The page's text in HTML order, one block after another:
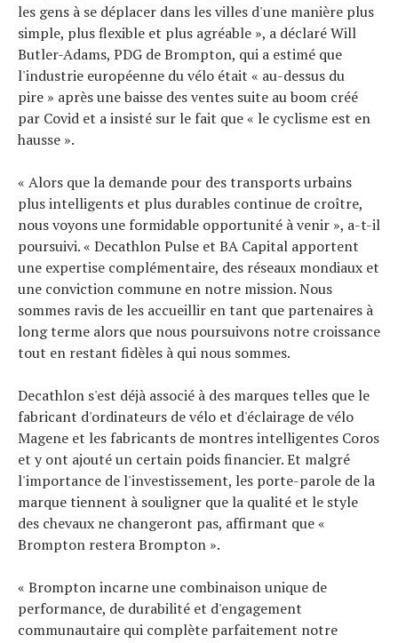
les gens à se déplacer dans les villes d'une manière plus
simple, plus flexible et plus agréable », a déclaré Will
Butler-Adams, PDG de Brompton, qui a estimé que
l'industrie européenne du vélo était « au-dessus du
pire » après une baisse des ventes suite au boom créé
par Covid et a insisté sur le fait que « le cyclisme est en
hausse ».
« Alors que la demande pour des transports urbains
plus intelligents et plus durables continue de croître,
nous voyons une formidable opportunité à venir », a-t-il
poursuivi. « Decathlon Pulse et BA Capital apportent
une expertise complémentaire, des réseaux mondiaux et
une conviction commune en notre mission. Nous
sommes ravis de les accueillir en tant que partenaires à
long terme alors que nous poursuivons notre croissance
tout en restant fidèles à qui nous sommes.
Decathlon s'est déjà associé à des marques telles que le
fabricant d'ordinateurs de vélo et d'éclairage de vélo
Magene et les fabricants de montres intelligentes Coros
et y ont ajouté un certain poids financier. Et malgré
l'importance de l'investissement, les porte-parole de la
marque tiennent à souligner que la qualité et le style
des chevaux ne changeront pas, affirmant que «
Brompton restera Brompton ».
« Brompton incarne une combinaison unique de
performance, de durabilité et d'engagement
communautaire qui complète parfaitement notre